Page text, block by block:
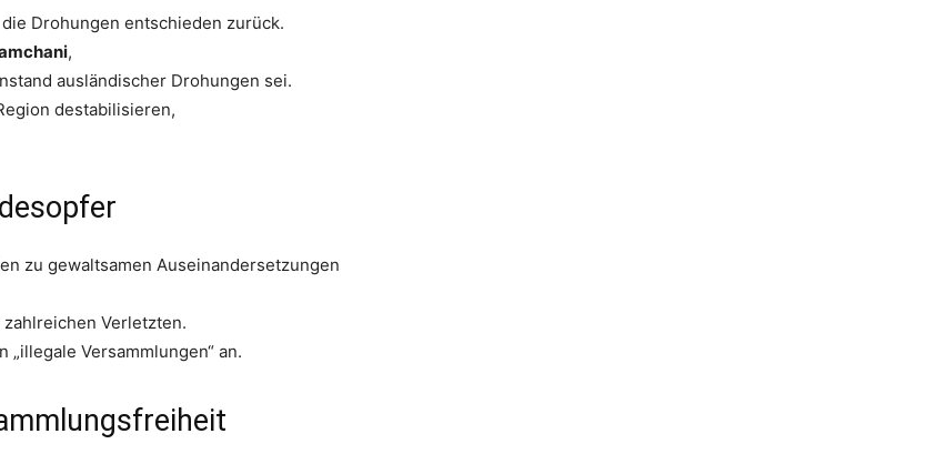
Drohungen entschieden zurück.
,
ausländischer Drohungen sei.
destabilisieren,
zu gewaltsamen Auseinandersetzungen
Verletzten.
Versammlungen“ an.